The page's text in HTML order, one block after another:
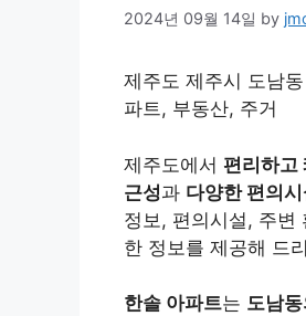
2024년 09월 14일 by
제주도 제주시 도남
파트, 부동산, 주거
제주도에서 편리하고
근성과 다양한 편의시
정보, 편의시설, 주변
한 정보를 제공해 드
한솔 아파트는 도남